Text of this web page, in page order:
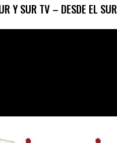
Y SUR TV – DESDE EL SUR